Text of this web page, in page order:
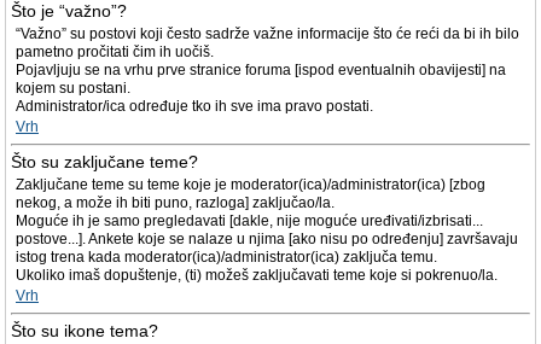
Što je “važno”?
“Važno” su postovi koji često sadrže važne informacije što će reći da bi ih bilo
pametno pročitati čim ih uočiš.
Pojavljuju se na vrhu prve stranice foruma [ispod eventualnih obavijesti] na
kojem su postani.
Administrator/ica određuje tko ih sve ima pravo postati.
Vrh
Što su zaključane teme?
Zaključane teme su teme koje je moderator(ica)/administrator(ica) [zbog
nekog, a može ih biti puno, razloga] zaključao/la.
Moguće ih je samo pregledavati [dakle, nije moguće uređivati/izbrisati...
postove...]. Ankete koje se nalaze u njima [ako nisu po određenju] završavaju
istog trena kada moderator(ica)/administrator(ica) zaključa temu.
Ukoliko imaš dopuštenje, (ti) možeš zaključavati teme koje si pokrenuo/la.
Vrh
Što su ikone tema?